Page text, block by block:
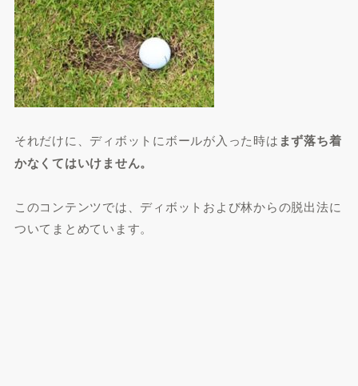
それだけに、ディボットにボールが入った時は まず落ち着
かなくてはいけません。
このコンテンツでは、ディボットおよび林からの脱出法に
ついてまとめています。